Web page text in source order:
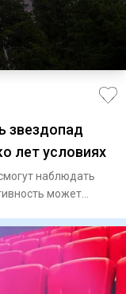
звездопад
лет условиях
наблюдать
может